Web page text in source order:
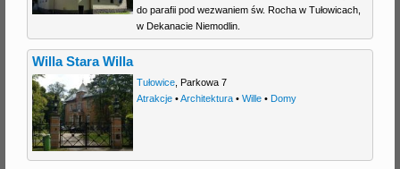
do parafii pod wezwaniem św. Rocha w Tułowicach,
w Dekanacie Niemodlin.
Willa Stara Willa
Tułowice, Parkowa 7
Atrakcje•Architektura• Wille• Domy